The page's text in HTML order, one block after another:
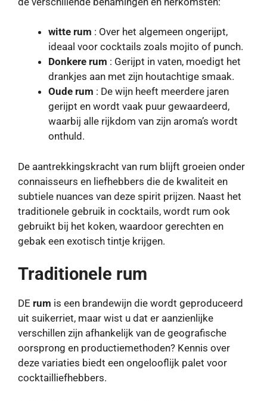
witte rum : Over het algemeen ongerijpt,
ideaal voor cocktails zoals mojito of punch.
Donkere rum : Gerijpt in vaten, moedigt het
drankjes aan met zijn houtachtige smaak.
Oude rum : De wijn heeft meerdere jaren
gerijpt en wordt vaak puur gewaardeerd,
waarbij alle rijkdom van zijn aroma’s wordt
onthuld.
De aantrekkingskracht van rum blijft groeien onder
connaisseurs en liefhebbers die de kwaliteit en
subtiele nuances van deze spirit prijzen. Naast het
traditionele gebruik in cocktails, wordt rum ook
gebruikt bij het koken, waardoor gerechten en
gebak een exotisch tintje krijgen.
Traditionele rum
DE rum is een brandewijn die wordt geproduceerd
uit suikerriet, maar wist u dat er aanzienlijke
verschillen zijn afhankelijk van de geografische
oorsprong en productiemethoden? Kennis over
deze variaties biedt een ongelooflijk palet voor
cocktailliefhebbers.